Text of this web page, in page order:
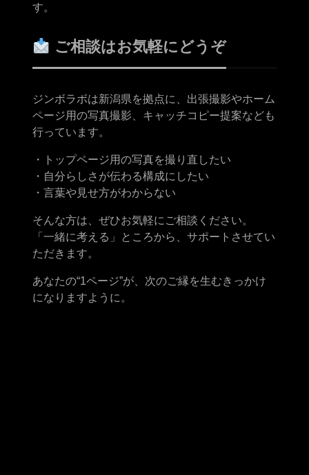
す。
ご相談はお気軽にどうぞ
ジンボラボは新潟県を拠点に、出張撮影やホーム
ページ用の写真撮影、キャッチコピー提案なども
行っています。
・トップページ用の写真を撮り直したい
・自分らしさが伝わる構成にしたい
・言葉や見せ方がわからない
そんな方は、ぜひお気軽にご相談ください。
「一緒に考える」ところから、サポートさせてい
ただきます。
あなたの“1ページ”が、次のご縁を生むきっかけ
になりますように。